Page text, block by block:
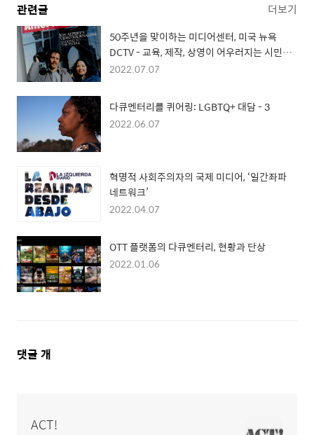
관련글 더보기
50주년을 맞이하는 미디어센터, 미국 뉴욕
DCTV - 교육, 제작, 상영이 어우러지는 시민의
공간
2022.07.07
다큐멘터리를 퀴어링: LGBTQ+ 대담 - 3
2022.06.07
혁명적 사회주의자의 국제 미디어, ‘일간좌파
네트워크’
2022.04.07
OTT 플랫폼의 다큐멘터리, 현황과 단상
2022.01.06
댓
댓글 개
ACT!